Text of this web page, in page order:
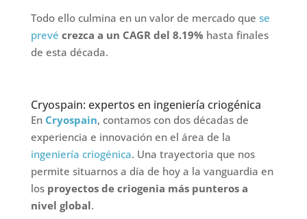
Todo ello culmina en un valor de mercado que se
prevé crezca a un CAGR del 8.19% hasta finales
de esta década.
Cryospain: expertos en ingeniería criogénica
En Cryospain, contamos con dos décadas de
experiencia e innovación en el área de la
ingeniería criogénica. Una trayectoria que nos
permite situarnos a día de hoy a la vanguardia en
los proyectos de criogenia más punteros a
nivel global.